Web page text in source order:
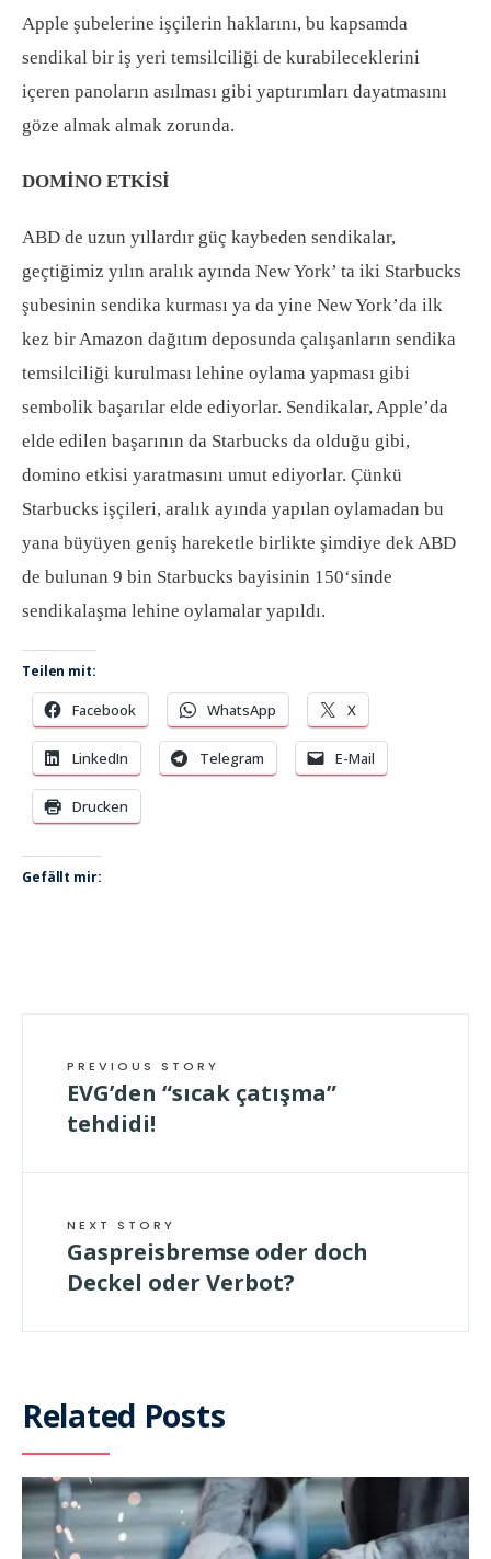
Apple şubelerine işçilerin haklarını, bu kapsamda
sendikal bir iş yeri temsilciliği de kurabileceklerini
içeren panoların asılması gibi yaptırımları dayatmasını
göze almak almak zorunda.
DOMİNO ETKİSİ
ABD de uzun yıllardır güç kaybeden sendikalar,
geçtiğimiz yılın aralık ayında New York’ ta iki Starbucks
şubesinin sendika kurması ya da yine New York’da ilk
kez bir Amazon dağıtım deposunda çalışanların sendika
temsilciliği kurulması lehine oylama yapması gibi
sembolik başarılar elde ediyorlar. Sendikalar, Apple’da
elde edilen başarının da Starbucks da olduğu gibi,
domino etkisi yaratmasını umut ediyorlar. Çünkü
Starbucks işçileri, aralık ayında yapılan oylamadan bu
yana büyüyen geniş hareketle birlikte şimdiye dek ABD
de bulunan 9 bin Starbucks bayisinin 150‘sinde
sendikalaşma lehine oylamalar yapıldı.
Teilen mit:
Facebook WhatsApp X
LinkedIn Telegram E-Mail
Drucken
Gefällt mir:
PREVIOUS STORY
EVG’den “sıcak çatışma”
tehdidi!
NEXT STORY
Gaspreisbremse oder doch
Deckel oder Verbot?
Related Posts